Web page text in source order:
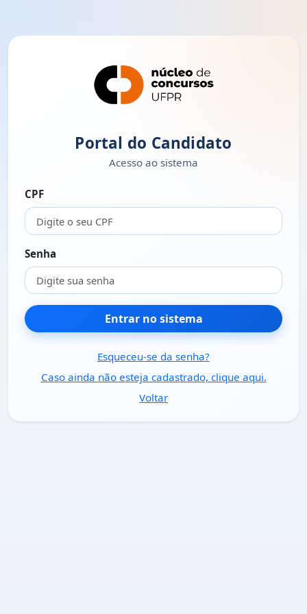
Portal do Candidato
Acesso ao sistema
CPF
Senha
Entrar no sistema
Esqueceu-se da senha?
Caso ainda não esteja cadastrado, clique aqui.
Voltar